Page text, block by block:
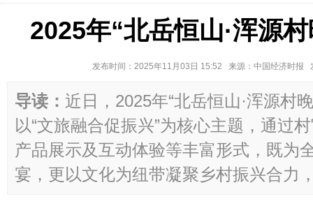
2025年“北岳恒山·浑源
发布时间：2025年11月03日 15:52 来源：中国经济时
导读： 近日，2025年“北岳恒山·浑源村
以“文旅融合促振兴”为核心主题，通过
产品展示及互动体验等丰富形式，既为
宴，更以文化为纽带凝聚乡村振兴合力